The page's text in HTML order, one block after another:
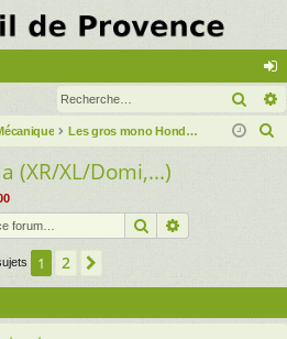
on
ne
Les gros mono Honda (XR/XL/Domi,...)
(XR/XL/Domi,...)
Rechercher
1 2